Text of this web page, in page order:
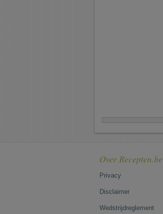
Over Recepten.be
Privacy
Disclaimer
Wedstrijdreglement